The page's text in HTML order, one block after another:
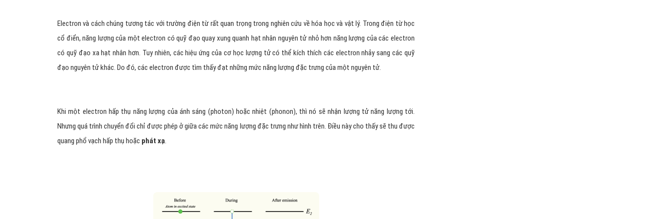
Electron và cách chúng tương tác với trường điện từ rất quan trọng trong nghiên cứu về hóa học và vật lý. Trong điện từ học
cổ điển, năng lượng của một electron có quỹ đạo quay xung quanh hạt nhân nguyên tử nhỏ hơn năng lượng của các electron
có quỹ đạo xa hạt nhân hơn. Tuy nhiên, các hiệu ứng của cơ học lượng tử có thể kích thích các electron nhảy sang các quỹ
đạo nguyên tử khác. Do đó, các electron được tìm thấy đạt những mức năng lượng đặc trưng của một nguyên tử.
Khi một electron hấp thụ năng lượng của ánh sáng (photon) hoặc nhiệt (phonon), thì nó sẽ nhận lượng tử năng lượng tới.
Nhưng quá trình chuyển đổi chỉ được phép ở giữa các mức năng lượng đặc trưng như hình trên. Điều này cho thấy sẽ thu được
quang phổ vạch hấp thụ hoặc phát xạ.